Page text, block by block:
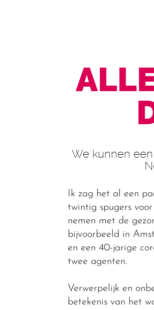
We kunnen
Ik zag het al een
twintig spugers
nemen met de
bijvoorbeeld in
en een 40-jarige
twee agenten.
Verwerpelijk en
betekenis van het